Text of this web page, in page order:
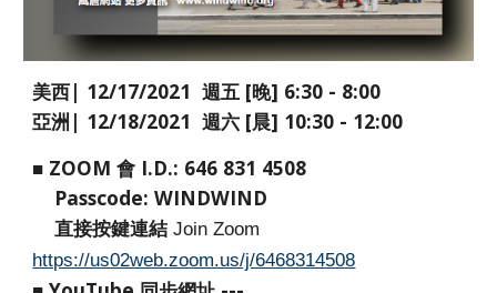
美西| 12/17/2021 週五 [晚] 6:30 - 8:00
亞洲| 12/18/2021 週六 [晨] 10:30 - 12:00
■ ZOOM 會 I.D.: 646 831 4508
Passcode: WINDWIND
直接按鍵連結 Join Zoom
https://us02web.zoom.us/j/6468314508